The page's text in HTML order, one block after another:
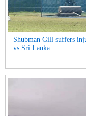
Shubman Gill suffers
vs Sri Lanka...